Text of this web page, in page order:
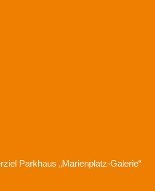
Parkhaus „Marienplatz-Galerie“